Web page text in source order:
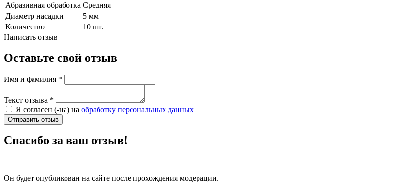
Абразивная обработка Средняя
Диаметр насадки
5 мм
Количество
10 шт.
Написать отзыв
Оставьте свой отзыв
Имя и фамилия *
Текст отзыва *
Я согласен (-на) на обработку персональных данных
Отправить отзыв
Спасибо за ваш отзыв!
Он будет опубликован на сайте после прохождения модерации.